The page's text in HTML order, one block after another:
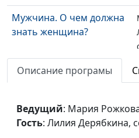
Мужчина. О чем должна
знать женщина?
Описание програмы
Ведущий: Мария
Гость: Лилия Дерябкина,